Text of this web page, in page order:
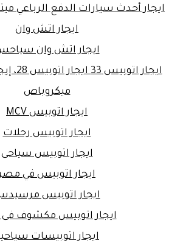
ايجار أحدث سيارات الدفع الرباعي
ايجار اتش وان
ايجار اتش وان
ايجار
ميكروباص
ايجار اتوبيس MCV
ايجار اتوبيس رحلات
ايجار اتوبيس سياحى
ايجار اتوبيس في
ايجار اتوبيس
ايجار اتوبيس مكشوف
ايجار اتوبيسات